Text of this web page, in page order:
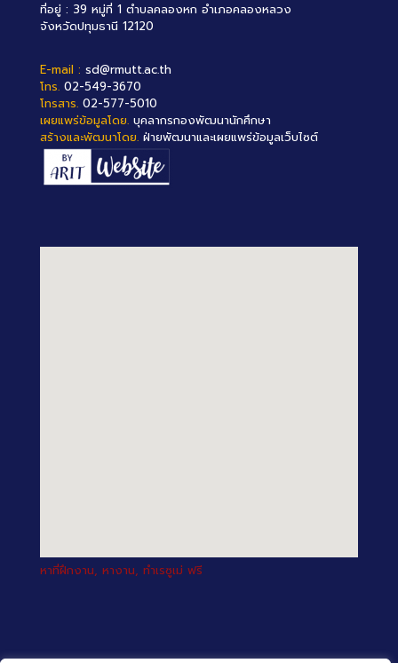
ที่อยู่ : 39 หมู่ที่ 1 ตำบลคลองหก อำเภอคลองหลวง
จังหวัดปทุมธานี 12120
E-mail : sd@rmutt.ac.th
โทร. 02-549-3670
โทรสาร. 02-577-5010
เผยแพร่ข้อมูลโดย. บุคลากรกองพัฒนานักศึกษา
สร้างและพัฒนาโดย. ฝ่ายพัฒนาและเผยแพร่ข้อมูลเว็บไซต์
หาที่ฝึกงาน, หางาน, ทำเรซูเม่ ฟรี